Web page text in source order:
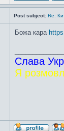
Post subject: Re:
Божа кара
Слава
Я